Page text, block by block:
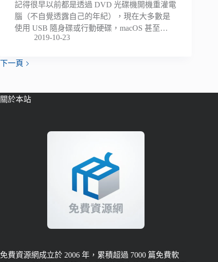
記得很早以前都是透過 DVD 光碟機開機重灌電
腦（不自覺透露自己的年紀），現在大多數是
使用 USB 隨身碟或行動硬碟，macOS 甚至…
2019-10-23
下一頁
關於本站
免費資源網成立於 2006 年，累積超過 7000 篇免費軟